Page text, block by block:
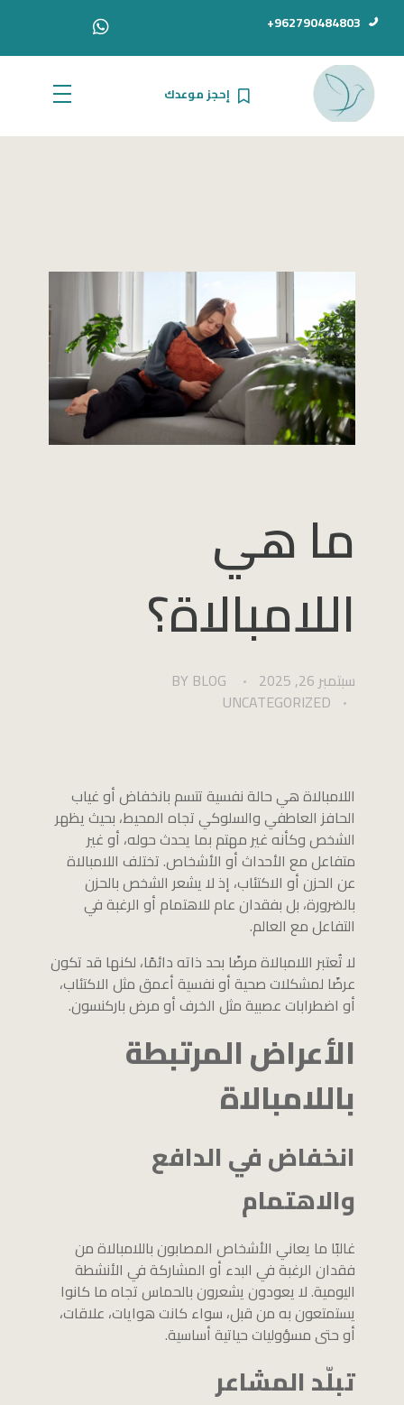
962790484803+
الدكتور أحمد سامي دبور
إحجز موعدك
ما هي
اللامبالاة؟
سبتمبر 26, 2025 BY BLOG
UNCATEGORIZED
اللامبالاة هي حالة نفسية تتسم بانخفاض أو غياب
الحافز العاطفي والسلوكي تجاه المحيط، بحيث يظهر
الشخص وكأنه غير مهتم بما يحدث حوله، أو غير
متفاعل مع الأحداث أو الأشخاص. تختلف اللامبالاة
عن الحزن أو الاكتئاب، إذ لا يشعر الشخص بالحزن
بالضرورة، بل بفقدان عام للاهتمام أو الرغبة في
التفاعل مع العالم.
لا تُعتبر اللامبالاة مرضًا بحد ذاته دائمًا، لكنها قد تكون
عرضًا لمشكلات صحية أو نفسية أعمق مثل الاكتئاب،
أو اضطرابات عصبية مثل الخرف أو مرض باركنسون.
الأعراض المرتبطة
باللامبالاة
انخفاض في الدافع
والاهتمام
غالبًا ما يعاني الأشخاص المصابون باللامبالاة من
فقدان الرغبة في البدء أو المشاركة في الأنشطة
اليومية. لا يعودون يشعرون بالحماس تجاه ما كانوا
يستمتعون به من قبل، سواء كانت هوايات، علاقات،
أو حتى مسؤوليات حياتية أساسية.
تبلّد المشاعر